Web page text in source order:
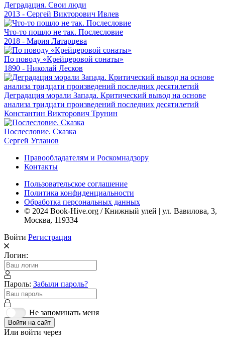
Деградация. Свои люди
2013 - Сергей Викторович Ивлев
Что-то пошло не так. Послесловие
2018 - Мария Латарцева
По поводу «Крейцеровой сонаты»
1890 - Николай Лесков
Деградация морали Запада. Критический вывод на основе
анализа тридцати произведений последних десятилетий
Константин Викторович Трунин
Послесловие. Сказка
Сергей Угланов
Правообладателям и Роскомнадзору
Контакты
Пользовательское соглашение
Политика конфиденциальности
Обработка персональных данных
© 2024 Book-Hive.org / Книжный улей | ул. Вавилова, 3,
Москва, 119334
Войти Регистрация
Логин:
Пароль: Забыли пароль?
Не запоминать меня
Войти на сайт
Или войти через